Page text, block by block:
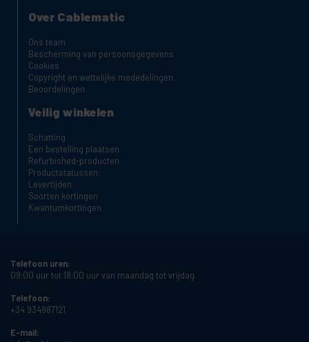
Over Cablematic
Ons team
Bescherming van persoonsgegevens
Cookies
Copyright en wettelijke mededelingen
Beoordelingen
Veilig winkelen
Schatting
Een bestelling plaatsen
Refurbished-producten
Productstatussen:
Levertijden
Soorten kortingen
Kwantumkortingen
Telefoon uren:
09:00 uur tot 18:00 uur van maandag tot vrijdag
Telefoon:
+34 934987121
E-mail: